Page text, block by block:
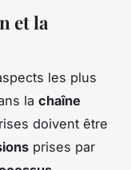
et la
les plus
la chaîne
doivent être
prises par